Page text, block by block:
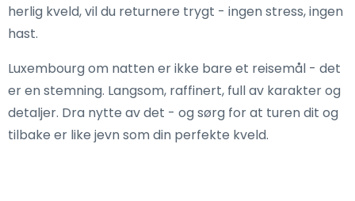
herlig kveld, vil du returnere trygt - ingen stress, ingen
hast.
Luxembourg om natten er ikke bare et reisemål - det
er en stemning. Langsom, raffinert, full av karakter og
detaljer. Dra nytte av det - og sørg for at turen dit og
tilbake er like jevn som din perfekte kveld.